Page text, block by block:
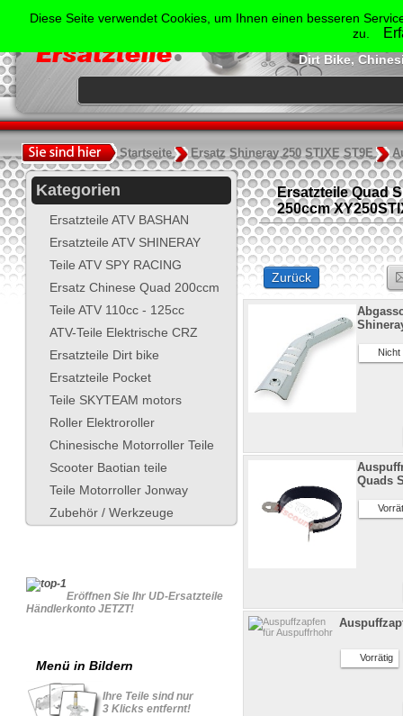
Der Spezialist für
Shineray,
Dirt Bike,
Startseite Ersatz Shineray 250 STIXE ST9E
Kategorien
Ersatzteile ATV BASHAN
Ersatzteile ATV SHINERAY
Teile ATV SPY RACING
Ersatz Chinese Quad 200ccm
Teile ATV 110cc - 125cc
ATV-Teile Elektrische CRZ
Ersatzteile Dirt bike
Ersatzteile Pocket
Teile SKYTEAM motors
Roller Elektroroller
Chinesische Motorroller Teile
Scooter Baotian teile
Teile Motorroller Jonway
Zubehör / Werkzeuge
Eröffnen Sie Ihr UD-Ersatzteile
Händlerkonto JETZT!
Menü in Bildern
Ihre Teile sind nur
3 Klicks entfernt!
Ersatzteile Quad
250ccm
Zurück
Nicht
Quads
Vorrätig
Diese Seite verwendet Cookies, um Ihnen einen besseren
zu.